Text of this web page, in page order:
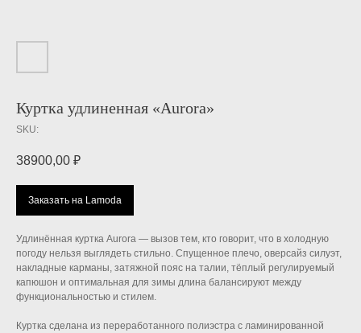
Куртка удлиненная «Aurora»
SKU:
38900,00 ₽
Заказать на Lamoda
Удлинённая куртка Aurora — вызов тем, кто говорит, что в холодную
погоду нельзя выглядеть стильно. Спущенное плечо, оверсайз силуэт,
накладные карманы, затяжной пояс на талии, тёплый регулируемый
капюшон и оптимальная для зимы длина балансируют между
функциональностью и стилем.
Куртка сделана из переработанного полиэстра с ламинированной